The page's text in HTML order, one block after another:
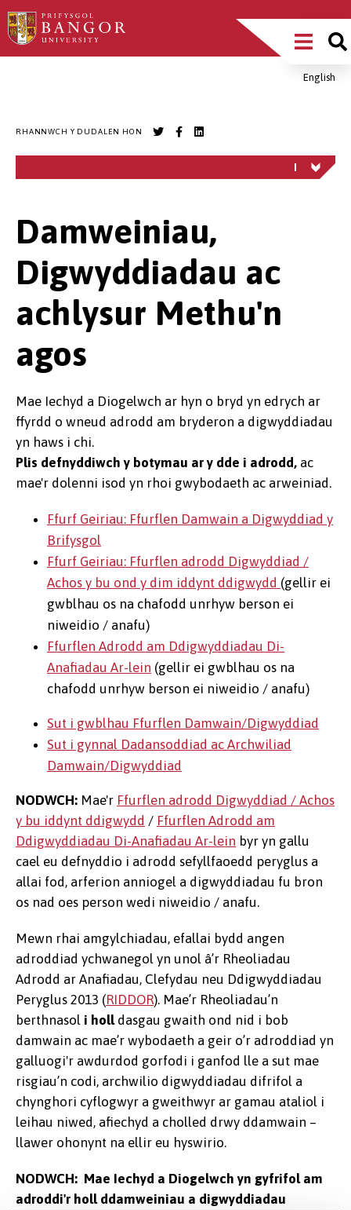
Sgipiwch
i’r
Main
MenuEnglish
RHANNWCH Y DUDALEN HON
Damweiniau,
Digwyddiadau ac
achlysur Methu'n
agos
Mae Iechyd a Diogelwch ar hyn o bryd yn edrych ar
ffyrdd o wneud adrodd am bryderon a digwyddiadau
yn haws i chi.
Plis defnyddiwch y botymau ar y dde i adrodd, ac
mae'r dolenni isod yn rhoi gwybodaeth ac arweiniad.
Ffurf Geiriau: Ffurflen Damwain a Digwyddiad y
Brifysgol
Ffurf Geiriau: Ffurflen adrodd Digwyddiad /
Achos y bu ond y dim iddynt ddigwydd (gellir ei
gwblhau os na chafodd unrhyw berson ei
niweidio / anafu)
Ffurflen Adrodd am Ddigwyddiadau Di-
Anafiadau Ar-lein (gellir ei gwblhau os na
chafodd unrhyw berson ei niweidio / anafu)
Sut i gwblhau Ffurflen Damwain/Digwyddiad
Sut i gynnal Dadansoddiad ac Archwiliad
Damwain/Digwyddiad
NODWCH: Mae'r Ffurflen adrodd Digwyddiad / Achos
y bu iddynt ddigwydd / Ffurflen Adrodd am
Ddigwyddiadau Di-Anafiadau Ar-lein byr yn gallu
cael eu defnyddio i adrodd sefyllfaoedd peryglus a
allai fod, arferion anniogel a digwyddiadau fu bron
os nad oes person wedi niweidio / anafu.
Mewn rhai amgylchiadau, efallai bydd angen
adroddiad ychwanegol yn unol â’r Rheoliadau
Adrodd ar Anafiadau, Clefydau neu Ddigwyddiadau
Peryglus 2013 (RIDDOR). Mae’r Rheoliadau’n
berthnasol i holldasgau gwaith ond nid i bob
damwain ac mae’r wybodaeth a geir o’r adroddiad yn
galluogi'r awdurdod gorfodi i ganfod lle a sut mae
risgiau’n codi, archwilio digwyddiadau difrifol a
chynghori cyflogwyr a gweithwyr ar gamau ataliol i
leihau niwed, afiechyd a cholled drwy ddamwain –
llawer ohonynt na ellir eu hyswirio.
NODWCH: Mae Iechyd a Diogelwch yn gyfrifol am
adroddi'r holl ddamweiniau a digwyddiadau